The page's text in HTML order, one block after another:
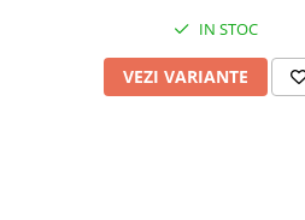
IN STOC
VEZI VARIANTE